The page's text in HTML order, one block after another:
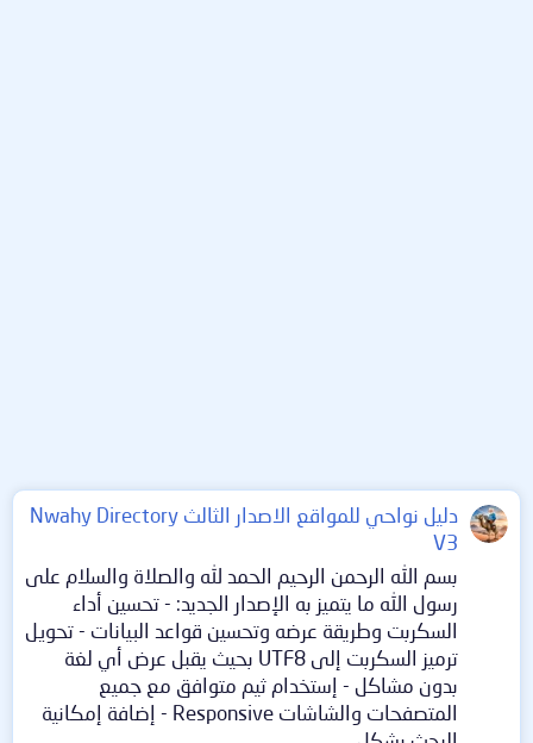
دليل نواحي للمواقع الاصدار الثالث Nwahy Directory
V3
بسم الله الرحمن الرحيم الحمد لله والصلاة والسلام على
رسول الله ما يتميز به الإصدار الجديد: - تحسين أداء
السكربت وطريقة عرضه وتحسين قواعد البيانات - تحويل
ترميز السكربت إلى UTF8 بحيث يقبل عرض أي لغة
بدون مشاكل - إستخدام ثيم متوافق مع جميع
المتصفحات والشاشات Responsive - إضافة إمكانية